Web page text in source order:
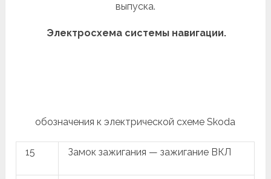
выпуска.
Электросхема системы навигации.
обозначения к электрической схеме Skoda
15 Замок зажигания — зажигание ВКЛ